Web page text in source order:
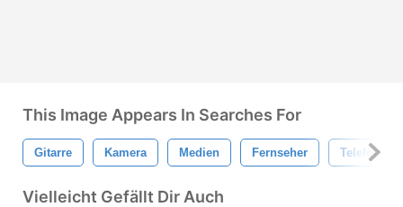
This Image Appears In Searches For
Gitarre Kamera Medien Fernseher Telefon
Vielleicht Gefällt Dir Auch